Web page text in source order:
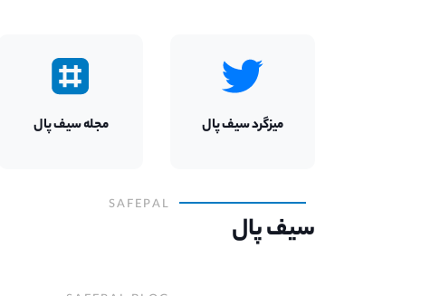
میزگردسیف پال مجلهسیف پال
SAFEPAL
سیف پال